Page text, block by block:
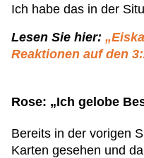
Ich habe das in der
Lesen Sie hier:
Reaktionen auf den
Rose: „Ich gelobe
Bereits in der vorigen
Karten gesehen und